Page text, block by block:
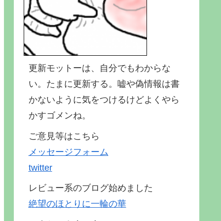
更新モットーは、自分でもわからな
い。たまに更新する。嘘や偽情報は書
かないように気をつけるけどよくやら
かすゴメンね。
ご意見等はこちら
メッセージフォーム
twitter
レビュー系のブログ始めました
絶望のほとりに一輪の華